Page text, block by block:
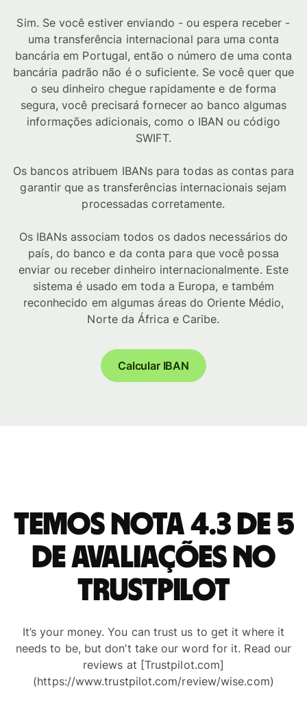
Sim. Se você estiver enviando - ou espera receber -
uma transferência internacional para uma conta
bancária em Portugal, então o número de uma conta
bancária padrão não é o suficiente. Se você quer que
o seu dinheiro chegue rapidamente e de forma
segura, você precisará fornecer ao banco algumas
informações adicionais, como o IBAN ou código
SWIFT.
Os bancos atribuem IBANs para todas as contas para
garantir que as transferências internacionais sejam
processadas corretamente.
Os IBANs associam todos os dados necessários do
país, do banco e da conta para que você possa
enviar ou receber dinheiro internacionalmente. Este
sistema é usado em toda a Europa, e também
reconhecido em algumas áreas do Oriente Médio,
Norte da África e Caribe.
Calcular IBAN
Temos nota 4.3 de 5
de avaliações no
Trustpilot
It’s your money. You can trust us to get it where it
needs to be, but don’t take our word for it. Read our
reviews at [Trustpilot.com]
(https://www.trustpilot.com/review/wise.com)